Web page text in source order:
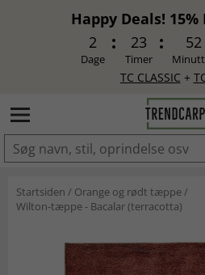
Happy Deals! 15%
2
Dage
23
Timer
52
TC CLASSIC +
LAGT I
Startsiden / Orange og rødt tæppe/
Wilton-tæppe - Bacalar (terracotta)